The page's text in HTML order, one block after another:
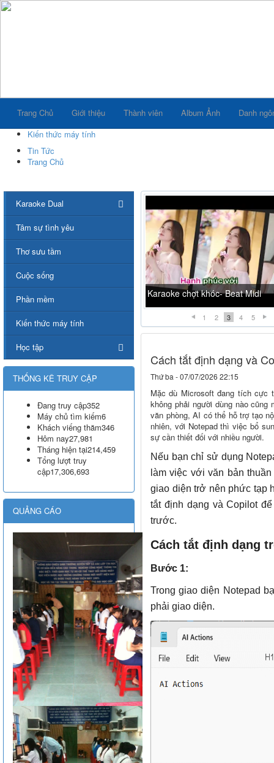
Trang Chủ Giới thiệu Thành viên Album Ảnh
Danh
Kiến thức máy tính
Tin Tức
Trang Chủ
Karaoke chợt khóc- Beat Midi
1 2 3 4 5
Cách tắt định dạng và
Thứ ba - 07/07/2026 22:15
Mặc dù Microsoft đang tích cực
không phải người dùng nào
văn phòng, AI có thể hỗ trợ tạo
nhiên, với Notepad thì việc bổ
sự cần thiết đối với nhiều người.
Nếu bạn chỉ sử dụng
làm việc với văn bản
giao diện trở nên phức tạp
tắt định dạng và Copilot
trước.
Cách tắt định dạng
Bước 1:
Trong giao diện Notepad
phải giao diện.
Karaoke Dual
Tâm sự tình yêu
Thơ sưu tầm
Cuộc sống
Phần mềm
Kiến thức máy tính
Học tập
THỐNG KÊ TRUY CẬP
Đang truy cập352
Máy chủ tìm kiếm6
Khách viếng thăm346
Hôm nay27,981
Tháng hiện tại214,459
Tổng lượt truy
cập17,306,693
QUẢNG CÁO